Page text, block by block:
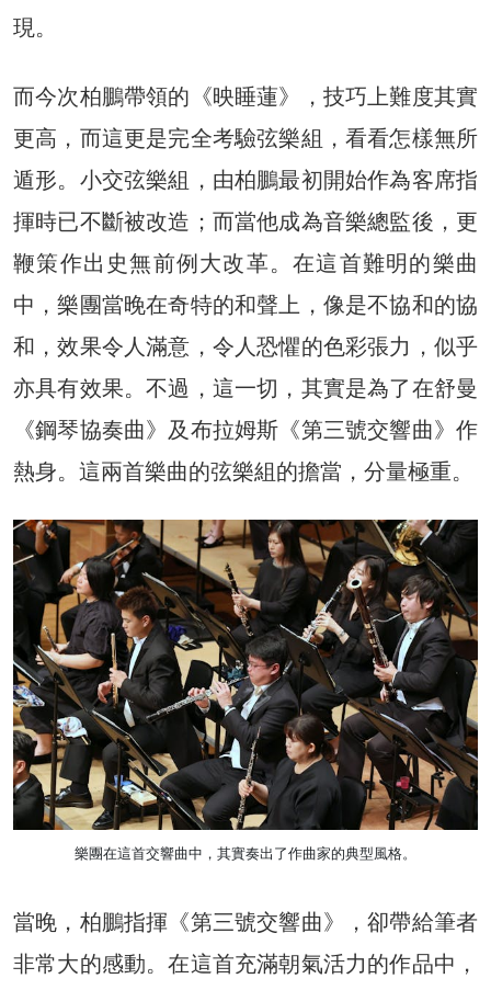
現。
而今次柏鵬帶領的《映睡蓮》，技巧上難度其實
更高，而這更是完全考驗弦樂組，看看怎樣無所
遁形。小交弦樂組，由柏鵬最初開始作為客席指
揮時已不斷被改造；而當他成為音樂總監後，更
鞭策作出史無前例大改革。在這首難明的樂曲
中，樂團當晚在奇特的和聲上，像是不協和的協
和，效果令人滿意，令人恐懼的色彩張力，似乎
亦具有效果。不過，這一切，其實是為了在舒曼
《鋼琴協奏曲》及布拉姆斯《第三號交響曲》作
熱身。這兩首樂曲的弦樂組的擔當，分量極重。
樂團在這首交響曲中，其實奏出了作曲家的典型風格。
當晚，柏鵬指揮《第三號交響曲》，卻帶給筆者
非常大的感動。在這首充滿朝氣活力的作品中，